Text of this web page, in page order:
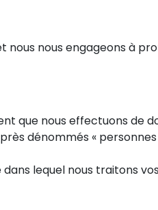
nous engageons à
que nous effectuons de
dénommés « personnes
lequel nous traitons